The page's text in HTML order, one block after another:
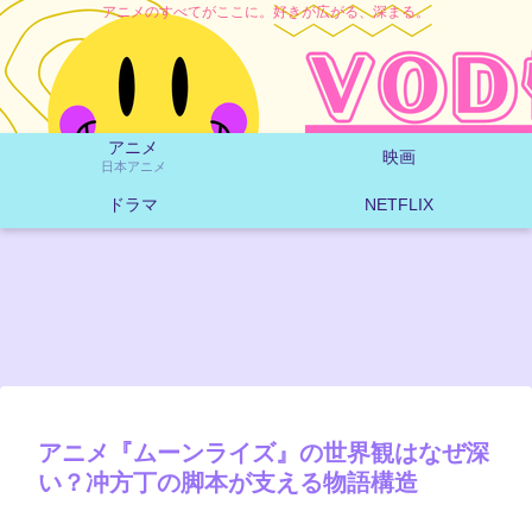
アニメのすべてがここに。好きが広がる、深まる。
アニメ
日本アニメ 映画
ドラマ NETFLIX
アニメ『ムーンライズ』の世界観はなぜ深
い？冲方丁の脚本が支える物語構造